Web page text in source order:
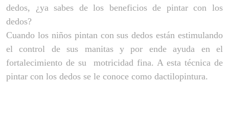
dedos, ¿ya sabes de los beneficios de pintar con los
dedos?
Cuando los niños pintan con sus dedos están estimulando
el control de sus manitas y por ende ayuda en el
fortalecimiento de su motricidad fina. A esta técnica de
pintar con los dedos se le conoce como dactilopintura.